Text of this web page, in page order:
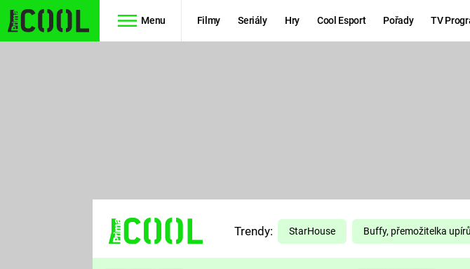
Menu Filmy Seriály Hry Cool Esport Pořady TV
TŘESKU
PREDÁTOR
Trendy: StarHouse Buffy, přemožitelka upírů